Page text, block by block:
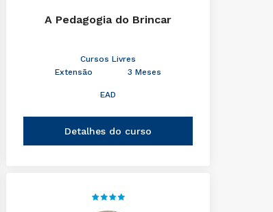
A Pedagogia do Brincar
Cursos Livres
Extensão
3 Meses
EAD
Detalhes do curso